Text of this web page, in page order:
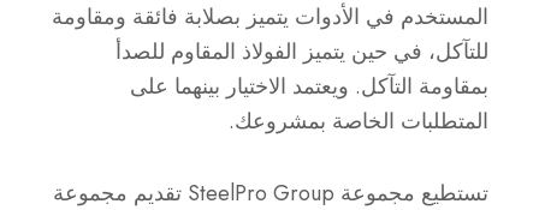
المستخدم في الأدوات يتميز بصلابة فائقة ومقاومة
للتآكل، في حين يتميز الفولاذ المقاوم للصدأ
بمقاومة التآكل. ويعتمد الاختيار بينهما على
المتطلبات الخاصة بمشروعك.
تستطيع مجموعة SteelPro Group تقديم مجموعة